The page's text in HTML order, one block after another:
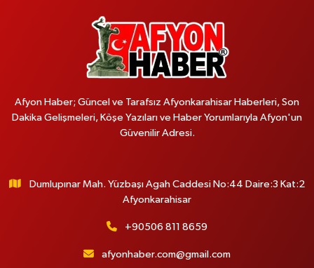
Afyon Haber; Güncel ve Tarafsız Afyonkarahisar Haberleri, Son
Dakika Gelişmeleri, Köşe Yazıları ve Haber Yorumlarıyla Afyon'un
Güvenilir Adresi.
Dumlupınar Mah. Yüzbaşı Agah Caddesi No:44 Daire:3 Kat:2
Afyonkarahisar
+90506 811 8659
afyonhaber.com@gmail.com